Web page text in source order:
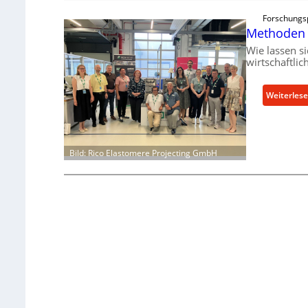
Bild: Rico Elastomere Projecting GmbH
Wie lassen